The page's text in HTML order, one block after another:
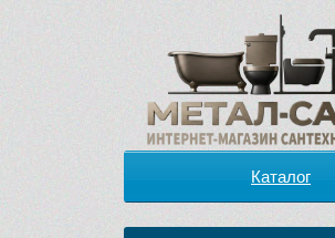
Каталог